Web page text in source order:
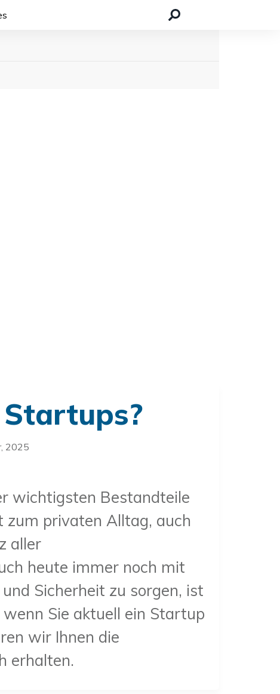
2025
wichtigsten Bestandteile
privaten Alltag, auch
aller
heute immer noch mit
Sicherheit zu sorgen, ist
Sie aktuell ein Startup
wir Ihnen die
erhalten.